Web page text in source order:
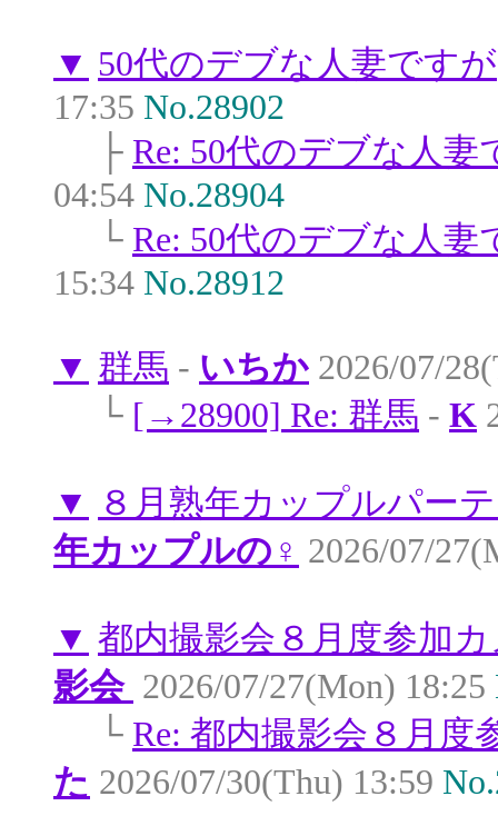
▼ 50代のデブな人妻ですが
17:35 No.28902
├ Re: 50代のデブな人妻
04:54 No.28904
└ Re: 50代のデブな人妻
15:34 No.28912
▼ 群馬 - いちか 2026/07/
└ [→28900] Re: 群馬 - K
▼
８月熟年カップルパー
年カップルの♀ 2026/07/
▼ 都内撮影会８月度参加
影会 2026/07/27(Mon) 18:25
└ Re: 都内撮影会８月度
た 2026/07/30(Thu) 13:59